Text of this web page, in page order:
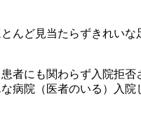
んど見当たらずきれい
者にも関わらず入院拒
病院（医者のいる）入